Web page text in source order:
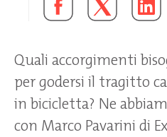
Quali accorgimenti
per godersi il tragitto
in bicicletta? Ne
con Marco Pavarini di